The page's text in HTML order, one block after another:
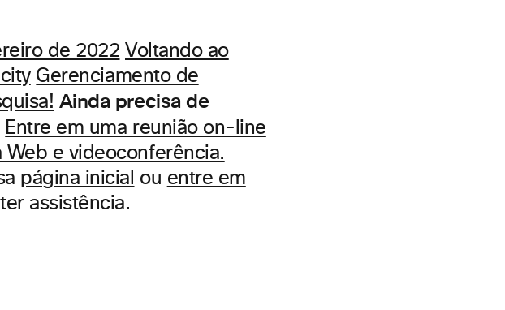
de 2022 Voltando ao
Gerenciamento de
Ainda precisa de
Entre em uma reunião on-line
Web e videoconferência.
página inicial ou entre em
assistência.